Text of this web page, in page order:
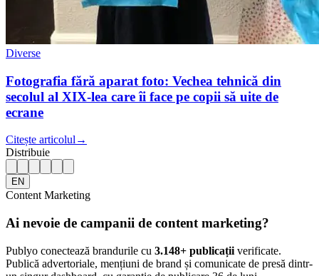
Diverse
Fotografia fără aparat foto: Vechea tehnică din
secolul al XIX-lea care îi face pe copii să uite de
ecrane
Citește articolul →
Distribuie
EN
Content Marketing
Ai nevoie de campanii de content marketing?
Publyo conectează brandurile cu 3.148+ publicații verificate.
Publică advertoriale, mențiuni de brand și comunicate de presă dintr-